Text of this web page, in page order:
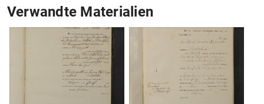
Verwandte Materialien